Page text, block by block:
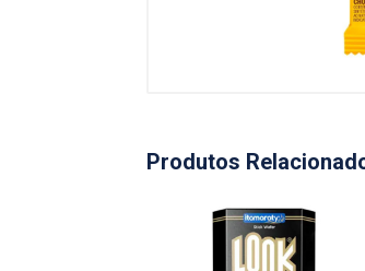
Produtos